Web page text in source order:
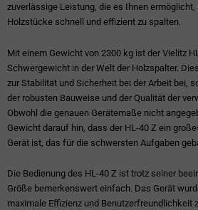
zuverlässige Leistung, die es Ihnen
Holzstücke schnell und effizient zu spalten.
Mit einem Gewicht von 2300 kg ist der Vielitz
Schwergewicht in der Welt der Holzspalter.
zur Stabilität und Sicherheit bei der Arbeit bei,
der robusten Bauweise und der Qualität der
Obwohl die genauen Gerätemaße nicht
Gewicht darauf hin, dass der HL-40 Z ein
Gerät ist, das für die schwersten Aufgaben
Die Bedienung des HL-40 Z ist trotz seiner
Größe bemerkenswert einfach. Das Gerät
maximale Effizienz und Benutzerfreundlichkeit